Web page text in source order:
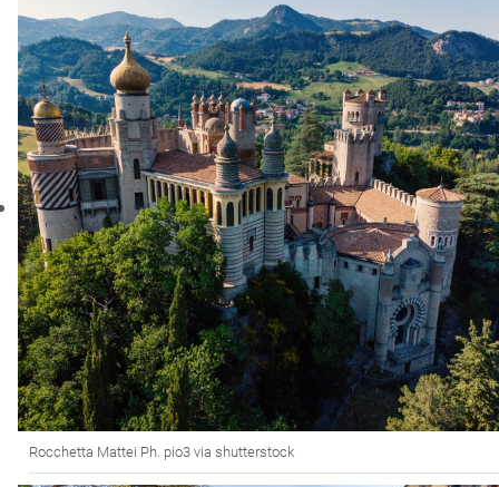
Rocchetta Mattei Ph. pio3 via shutterstock